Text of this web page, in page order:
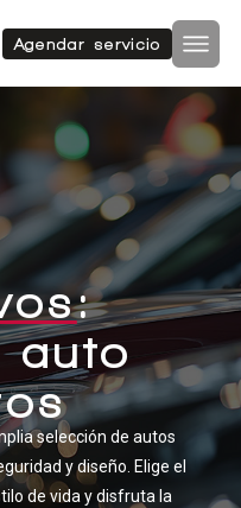
Agendar servicio
:
auto
selección de autos
y diseño. Elige el
de vida y disfruta la